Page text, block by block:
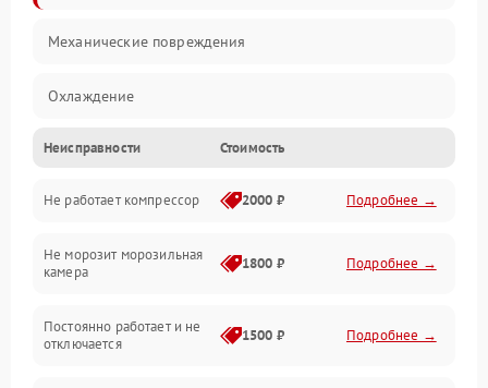
Механические повреждения
Охлаждение
Механика
Электропитание
Дренаж
Неисправности Стоимость
Не работает компрессор 2000 ₽ Подробнее →
Не морозит морозильная
камера
1800 ₽ Подробнее →
Постоянно работает и не
отключается
1500 ₽ Подробнее →